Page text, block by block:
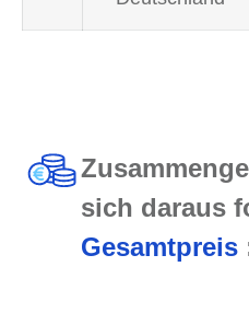
sich daraus
Gesamtpreis